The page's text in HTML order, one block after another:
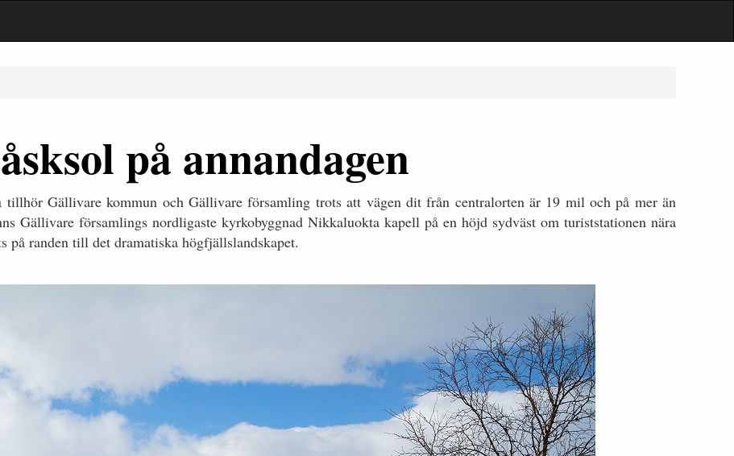
på annandagen
Gällivare kommun och Gällivare församling trots att vägen dit från centralorten är 19 mil och på mer än
Gällivare församlings nordligaste kyrkobyggnad Nikkaluokta kapell på en höjd sydväst om turiststationen nära
på randen till det dramatiska högfjällslandskapet.